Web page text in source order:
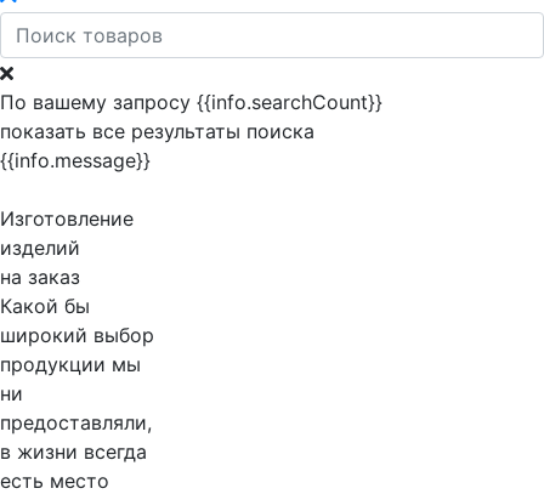
По вашему запросу {{info.searchCount}}
показать все результаты поиска
{{info.message}}
Изготовление
изделий
на заказ
Какой бы
широкий выбор
продукции мы
ни
предоставляли,
в жизни всегда
есть место